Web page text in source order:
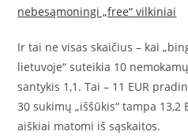
nebesąmoningi „free“ vilkiniai
Ir tai ne visas skaičius – kai
lietuvoje“ suteikia 10
santykis 1,1. Tai – 11 EUR
30 sukimų „iššūkis“ tampa 13,2
aiškiai matomi iš sąskaitos.